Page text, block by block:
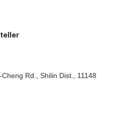
Rd., Shilin Dist., 11148